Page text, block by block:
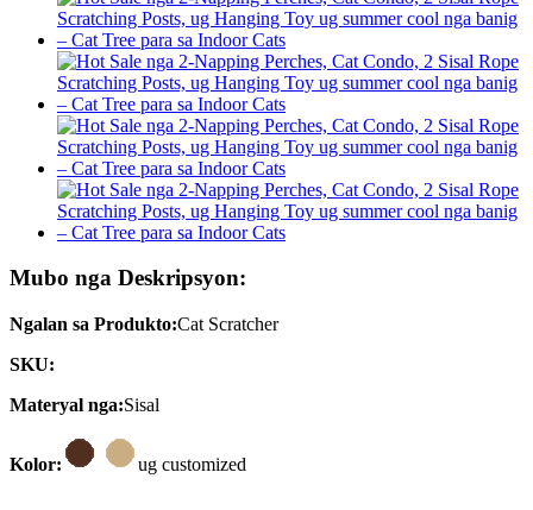
Mubo nga Deskripsyon:
Ngalan sa Produkto:Cat Scratcher
SKU:
Materyal nga:Sisal
Kolor: ug customized